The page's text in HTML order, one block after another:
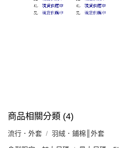
商品相關分類 (4)
流行．外套 羽絨．鋪棉║外套